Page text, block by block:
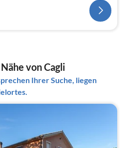
von Cagli
Ihrer Suche, liegen